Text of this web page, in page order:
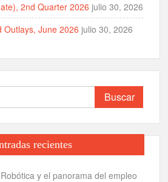
2nd Quarter 2026 julio 30, 2026
Outlays, June 2026 julio 30, 2026
Buscar:
recientes
y el panorama del empleo